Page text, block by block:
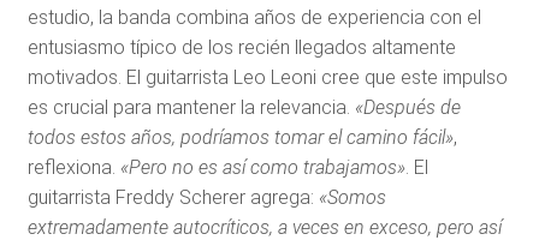
estudio, la banda combina años de experiencia con el
entusiasmo típico de los recién llegados altamente
motivados. El guitarrista Leo Leoni cree que este impulso
es crucial para mantener la relevancia. «Después de
todos estos años, podríamos tomar el camino fácil»,
reflexiona. «Pero no es así como trabajamos». El
guitarrista Freddy Scherer agrega: «Somos
extremadamente autocríticos, a veces en exceso, pero así